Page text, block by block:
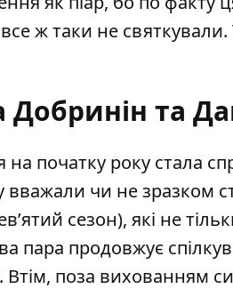
ж таки не
Добринін та
на початку року стала
вважали чи не зразком
сезон), які не
пара продовжує
поза вихованням